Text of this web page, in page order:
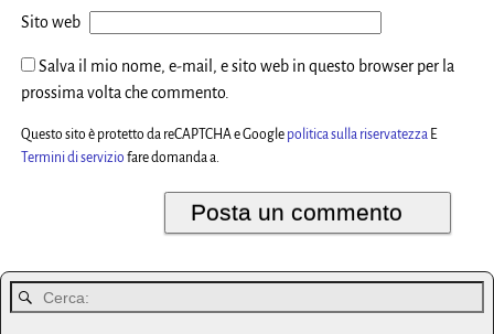
Sito web
Salva il mio nome, e-mail, e sito web in questo browser per la
prossima volta che commento.
Questo sito è protetto da reCAPTCHA e Google politica sulla riservatezza E
Termini di servizio fare domanda a.